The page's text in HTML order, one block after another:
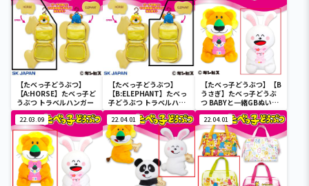
【たべっ子どうぶつ】
【A:HORSE】たべっ子ど
うぶつ トラベルハンガー
【たべっ子どうぶつ】
【B:ELEPHANT】たべっ
子どうぶつ トラベルハン
ガー
【たべっ子どうぶつ】【B
うさぎ】たべっ子どうぶ
つ BABYと一緒GBぬいぐ
るみ
22.03.09 22.04.01 22.04.01